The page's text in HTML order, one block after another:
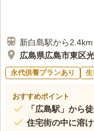
新白島駅から2.4km
広島県広島市東区
永代供養プランあり 生
おすすめポイント
「広島駅」から
住宅街の中に溶